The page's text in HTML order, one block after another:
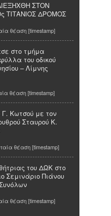
ΣΤΟΝ
ΤΙΤΑΝΙΟΣ ΔΡΟΜΟΣ
θέαση [timestamp]
στο τμήμα
του οδικού
– Λίμνης
θέαση [timestamp]
Γ. Κωτσού με τον
Σταυρού Κ.
θέαση [timestamp]
του ΔΩΚ στο
Σεμινάριο Πιάνου
θέαση [timestamp]